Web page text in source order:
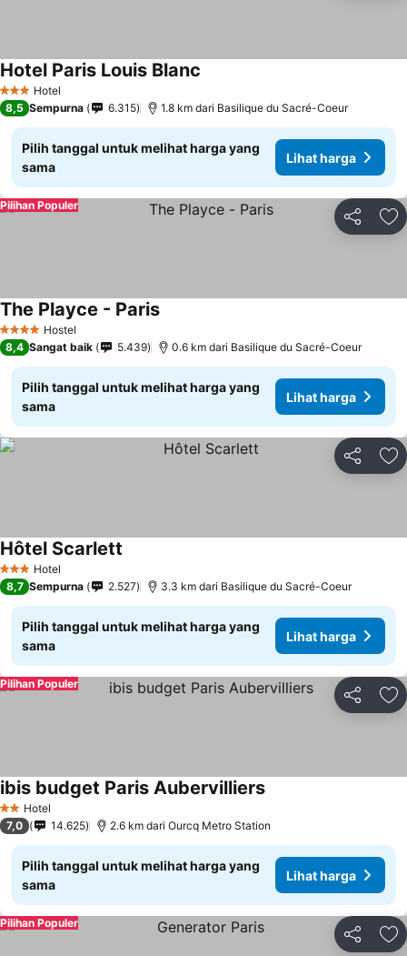
3 BintangHotel
Hotel Paris Louis Blanc
8,5 Sempurna 6.315 1.8 km dari Basilique du Sacré-Coeur
Pilih tanggal untuk melihat harga yang
sama
Lihat harga
Bagikan
Pilihan Populer
4 BintangHostel
The Playce - ParisLihat harga
8,4 Sangat baik 5.439 0.6 km dari Basilique du Sacré-Coeur
Pilih tanggal untuk melihat harga yang
sama
Lihat harga
Bagikan
3 BintangHotel
Hôtel Scarlett
8,7 Sempurna 2.527 3.3 km dari Basilique du Sacré-Coeur
Pilih tanggal untuk melihat harga yang
sama
Lihat harga
Bagikan
Pilihan Populer
2 Bintang
Hotel
ibis budget Paris AubervilliersLihat harga
7,0 14.625 2.6 km dari Ourcq Metro Station
Pilih tanggal untuk melihat harga yang
sama
Lihat harga
Bagikan
Pilihan Populer